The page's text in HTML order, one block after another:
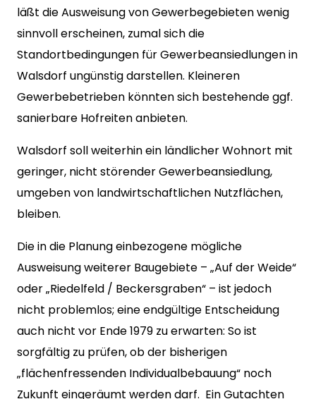
läßt die Ausweisung von Gewerbegebieten wenig
sinnvoll erscheinen, zumal sich die
Standortbedingungen für Gewerbeansiedlungen in
Walsdorf ungünstig darstellen. Kleineren
Gewerbebetrieben könnten sich bestehende ggf.
sanierbare Hofreiten anbieten.
Walsdorf soll weiterhin ein ländlicher Wohnort mit
geringer, nicht störender Gewerbeansiedlung,
umgeben von landwirtschaftlichen Nutzflächen,
bleiben.
Die in die Planung einbezogene mögliche
Ausweisung weiterer Baugebiete – „Auf der Weide“
oder „Riedelfeld / Beckersgraben“ – ist jedoch
nicht problemlos; eine endgültige Entscheidung
auch nicht vor Ende 1979 zu erwarten: So ist
sorgfältig zu prüfen, ob der bisherigen
„flächenfressenden Individualbebauung“ noch
Zukunft eingeräumt werden darf. Ein Gutachten